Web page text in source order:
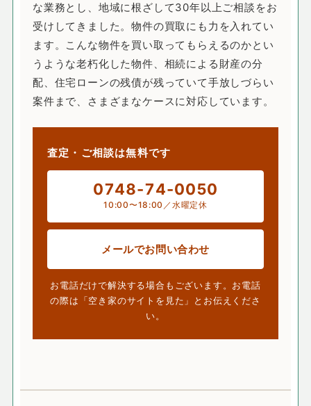
な業務とし、地域に根ざして30年以上ご相談をお
受けしてきました。物件の買取にも力を入れてい
ます。こんな物件を買い取ってもらえるのかとい
うような老朽化した物件、相続による財産の分
配、住宅ローンの残債が残っていて手放しづらい
案件まで、さまざまなケースに対応しています。
査定・ご相談は無料です
0748-74-0050
10:00〜18:00／水曜定休
メールでお問い合わせ
お電話だけで解決する場合もございます。お電話
の際は「空き家のサイトを見た」とお伝えくださ
い。